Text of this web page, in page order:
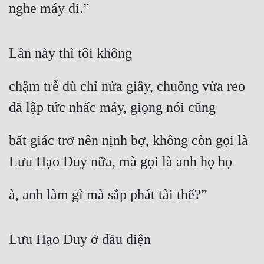
Ngược
Nữ Phụ
Phong Thủy - Tâm Linh
Phương Tây
Quan Trường
Sảng Văn
nghe máy đi.”
Lần này thì tôi không
chậm trễ dù chỉ nửa giây, chuông vừa reo
đã lập tức nhấc máy, giọng nói cũng
bất giác trở nên nịnh bợ, không còn gọi là
Lưu Hạo Duy nữa, mà gọi là anh họ họ
à, anh làm gì mà sắp phát tài thế?”
Lưu Hạo Duy ở đầu điện